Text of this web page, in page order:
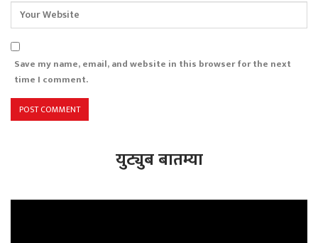
Save my name, email, and website in this browser for the next
time I comment.
युट्युब बातम्या